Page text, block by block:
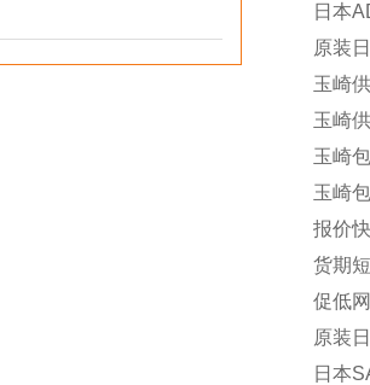
日本
原装
玉崎
玉崎
玉崎
玉崎
报价
货期
促低
原装
日本